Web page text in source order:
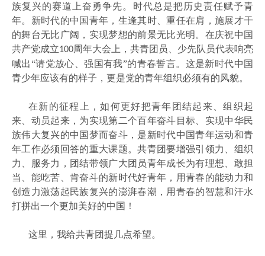
族复兴的赛道上奋勇争先。时代总是把历史责任赋予青
年。新时代的中国青年，生逢其时、重任在肩，施展才干
的舞台无比广阔，实现梦想的前景无比光明。在庆祝中国
共产党成立100周年大会上，共青团员、少先队员代表响亮
喊出“请党放心、强国有我”的青春誓言。这是新时代中国
青少年应该有的样子，更是党的青年组织必须有的风貌。
在新的征程上，如何更好把青年团结起来、组织起
来、动员起来，为实现第二个百年奋斗目标、实现中华民
族伟大复兴的中国梦而奋斗，是新时代中国青年运动和青
年工作必须回答的重大课题。共青团要增强引领力、组织
力、服务力，团结带领广大团员青年成长为有理想、敢担
当、能吃苦、肯奋斗的新时代好青年，用青春的能动力和
创造力激荡起民族复兴的澎湃春潮，用青春的智慧和汗水
打拼出一个更加美好的中国！
这里，我给共青团提几点希望。